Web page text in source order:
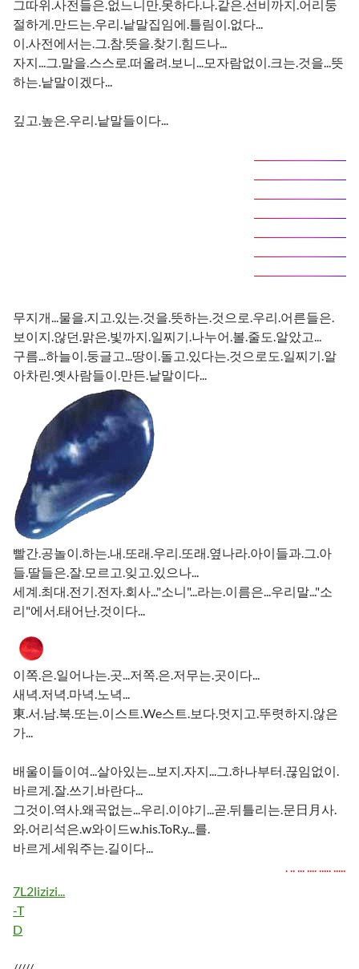
그따위.사전들은.없느니만.못하다.나.같은.선비까지.어리둥
절하게.만드는.우리.낱말집임에.틀림이.없다...
이.사전에서는.그.참.뜻을.찾기.힘드나...
자지...그.말을.스스로.떠올려.보니...모자람없이.크는.것을...뜻
하는.낱말이겠다...
깊고.높은.우리.낱말들이다...
무지개...물을.지고.있는.것을.뜻하는.것으로.우리.어른들은.
보이지.않던.맑은.빛까지.일찌기.나누어.볼.줄도.알았고...
구름...하늘이.둥글고...땅이.돌고.있다는.것으로도.일찌기.알
아차린.옛사람들이.만든.낱말이다...
빨간.공놀이.하는.내.또래.우리.또래.옆나라.아이들과.그.아
들.딸들은.잘.모르고.잊고.있으나...
세계.최대.전기.전자.회사..."소니"...라는.이름은...우리말..."소
리"에서.태어난.것이다...
이쪽.은.일어나는.곳...저쪽.은.저무는.곳이다...
새녁.저녁.마녁.노녁...
東.서.남.북.또는.이스트.We스트.보다.멋지고.뚜렷하지.않은
가...
배울이들이여...살아있는...보지.자지...그.하나부터.끊임없이.
바르게.잘.쓰기.바란다...
그것이.역사.왜곡없는...우리.이야기...곧.뒤틀리는.문日月사.
와.어리석은.w와이드w.his.ToR.y...를.
바르게.세워주는.길이다...
7L2lizizi...
-T
D